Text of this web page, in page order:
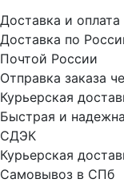
Доставка и оплата
Доставка по
Почтой России
Отправка заказа
Курьерская
Быстрая и
СДЭК
Курьерская
Самовывоз в СПб